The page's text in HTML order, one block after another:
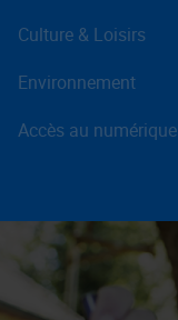
Culture & Loisirs
Environnement
Accès au numérique